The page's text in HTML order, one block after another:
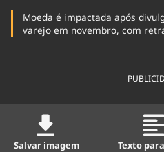
Moeda é impactada após
varejo em novembro, com
Salvar imagem Texto